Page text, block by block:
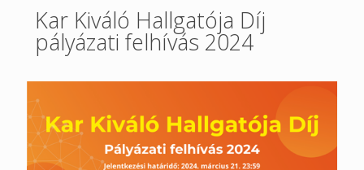
Kar Kiváló Hallgatója Díj
pályázati felhívás 2024